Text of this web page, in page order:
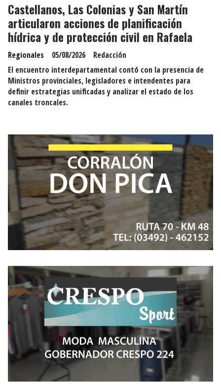
Castellanos, Las Colonias y San Martín
articularon acciones de planificación
hídrica y de protección civil en Rafaela
Redacción
Regionales
05/08/2026
El encuentro interdepartamental contó con la presencia de
Ministros provinciales, legisladores e intendentes para
definir estrategias unificadas y analizar el estado de los
canales troncales.